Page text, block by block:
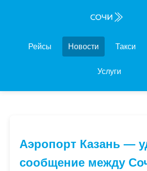
Рейсы Новости Такси
Услуги
Аэропорт Казань —
сообщение между